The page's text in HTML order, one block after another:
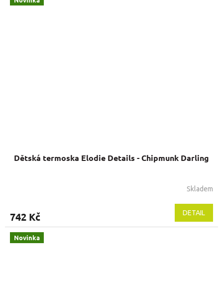
Dětská termoska Elodie Details - Chipmunk Darling
Skladem
742 Kč DETAIL
Novinka